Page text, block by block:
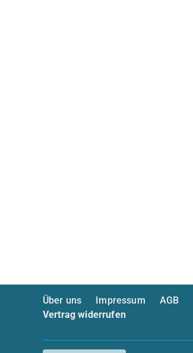
Über uns Impressum AGB
Vertrag widerrufen